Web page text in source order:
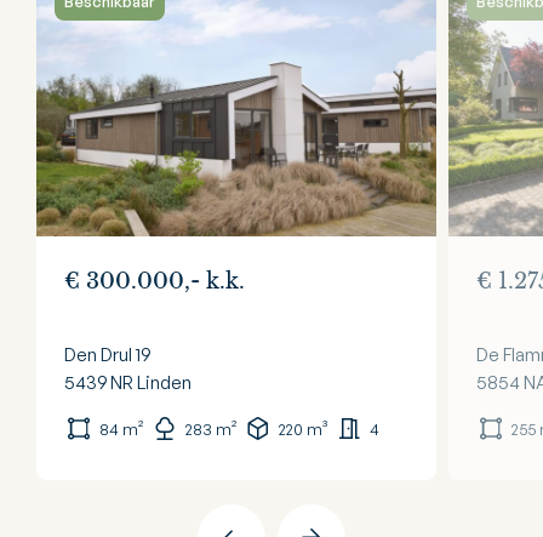
€ 300.000,- k.k.
Den Drul 19
5439 NR Linden
84 m² 283 m² 220 m³ 4
€
De
5854
255